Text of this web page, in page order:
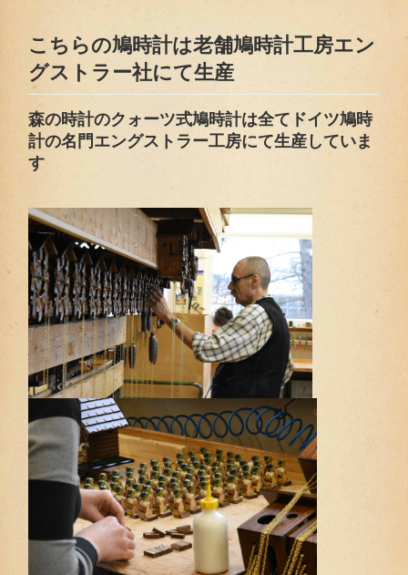
こちらの鳩時計は老舗鳩時計工房エン
グストラー社にて生産
森の時計のクォーツ式鳩時計は全てドイツ鳩時
計の名門エングストラー工房にて生産していま
す